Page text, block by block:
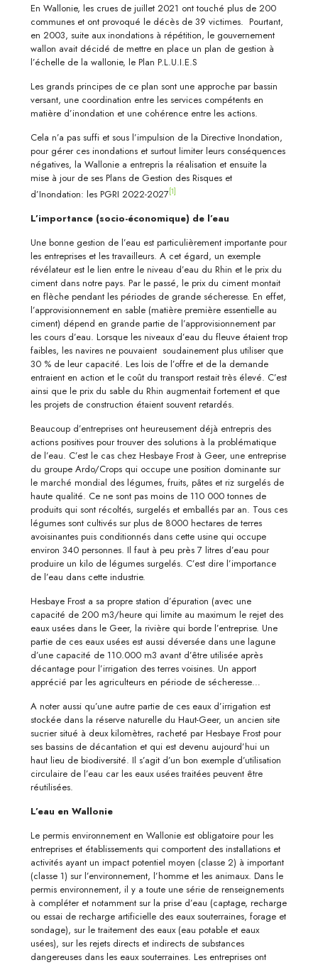
En Wallonie, les crues de juillet 2021 ont touché plus de 200
communes et ont provoqué le décès de 39 victimes. Pourtant,
en 2003, suite aux inondations à répétition, le gouvernement
wallon avait décidé de mettre en place un plan de gestion à
l’échelle de la wallonie, le Plan P.L.U.I.E.S
Les grands principes de ce plan sont une approche par bassin
versant, une coordination entre les services compétents en
matière d’inondation et une cohérence entre les actions.
Cela n’a pas suffi et sous l’impulsion de la Directive Inondation,
pour gérer ces inondations et surtout limiter leurs conséquences
négatives, la Wallonie a entrepris la réalisation et ensuite la
mise à jour de ses Plans de Gestion des Risques et
d’Inondation: les PGRI 2022-2027[1]
L’importance (socio-économique) de l’eau
Une bonne gestion de l’eau est particulièrement importante pour
les entreprises et les travailleurs. A cet égard, un exemple
révélateur est le lien entre le niveau d’eau du Rhin et le prix du
ciment dans notre pays. Par le passé, le prix du ciment montait
en flèche pendant les périodes de grande sécheresse. En effet,
l’approvisionnement en sable (matière première essentielle au
ciment) dépend en grande partie de l’approvisionnement par
les cours d’eau. Lorsque les niveaux d’eau du fleuve étaient trop
faibles, les navires ne pouvaient soudainement plus utiliser que
30 % de leur capacité. Les lois de l’offre et de la demande
entraient en action et le coût du transport restait très élevé. C’est
ainsi que le prix du sable du Rhin augmentait fortement et que
les projets de construction étaient souvent retardés.
Beaucoup d’entreprises ont heureusement déjà entrepris des
actions positives pour trouver des solutions à la problématique
de l’eau. C’est le cas chez Hesbaye Frost à Geer, une entreprise
du groupe Ardo/Crops qui occupe une position dominante sur
le marché mondial des légumes, fruits, pâtes et riz surgelés de
haute qualité. Ce ne sont pas moins de 110 000 tonnes de
produits qui sont récoltés, surgelés et emballés par an. Tous ces
légumes sont cultivés sur plus de 8000 hectares de terres
avoisinantes puis conditionnés dans cette usine qui occupe
environ 340 personnes. Il faut à peu près 7 litres d’eau pour
produire un kilo de légumes surgelés. C’est dire l’importance
de l’eau dans cette industrie.
Hesbaye Frost a sa propre station d’épuration (avec une
capacité de 200 m3/heure qui limite au maximum le rejet des
eaux usées dans le Geer, la rivière qui borde l’entreprise. Une
partie de ces eaux usées est aussi déversée dans une lagune
d’une capacité de 110.000 m3 avant d’être utilisée après
décantage pour l’irrigation des terres voisines. Un apport
apprécié par les agriculteurs en période de sécheresse…
A noter aussi qu’une autre partie de ces eaux d’irrigation est
stockée dans la réserve naturelle du Haut-Geer, un ancien site
sucrier situé à deux kilomètres, racheté par Hesbaye Frost pour
ses bassins de décantation et qui est devenu aujourd’hui un
haut lieu de biodiversité. Il s’agit d’un bon exemple d’utilisation
circulaire de l’eau car les eaux usées traitées peuvent être
réutilisées.
L’eau en Wallonie
Le permis environnement en Wallonie est obligatoire pour les
entreprises et établissements qui comportent des installations et
activités ayant un impact potentiel moyen (classe 2) à important
(classe 1) sur l’environnement, l’homme et les animaux. Dans le
permis environnement, il y a toute une série de renseignements
à compléter et notamment sur la prise d’eau (captage, recharge
ou essai de recharge artificielle des eaux souterraines, forage et
sondage), sur le traitement des eaux (eau potable et eaux
usées), sur les rejets directs et indirects de substances
dangereuses dans les eaux souterraines. Les entreprises ont